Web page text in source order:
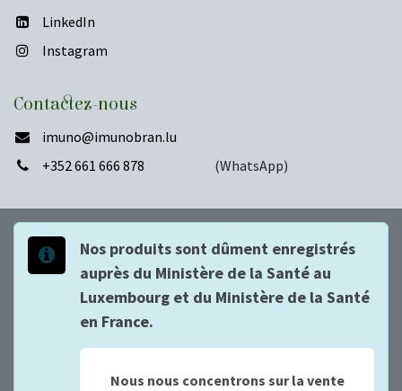
LinkedIn
Instagram
Contactez-nous
imuno@imunobran.lu
+352 661 666 878
(WhatsApp)
Nos produits sont dûment enregistrés
auprès du Ministère de la Santé au
Luxembourg et du Ministère de la Santé
en France.
Nous nous concentrons sur la vente